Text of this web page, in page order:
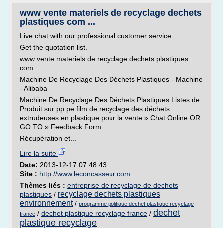
www vente materiels de recyclage dechets
plastiques com ...
Live chat with our professional customer service
Get the quotation list.
www vente materiels de recyclage dechets plastiques
com
Machine De Recyclage Des Déchets Plastiques - Machine
- Alibaba
Machine De Recyclage Des Déchets Plastiques Listes de
Produit sur pp pe film de recyclage des déchets
extrudeuses en plastique pour la vente.» Chat Online OR
GO TO » Feedback Form
Récupération et...
Lire la suite
Date: 2013-12-17 07:48:43
Site : http://www.leconcasseur.com
Thèmes liés : entreprise de recyclage de dechets
plastiques / recyclage dechets plastiques
environnement/ programme politique dechet plastique recyclage
france / dechet plastique recyclage france / dechet
plastique recyclage